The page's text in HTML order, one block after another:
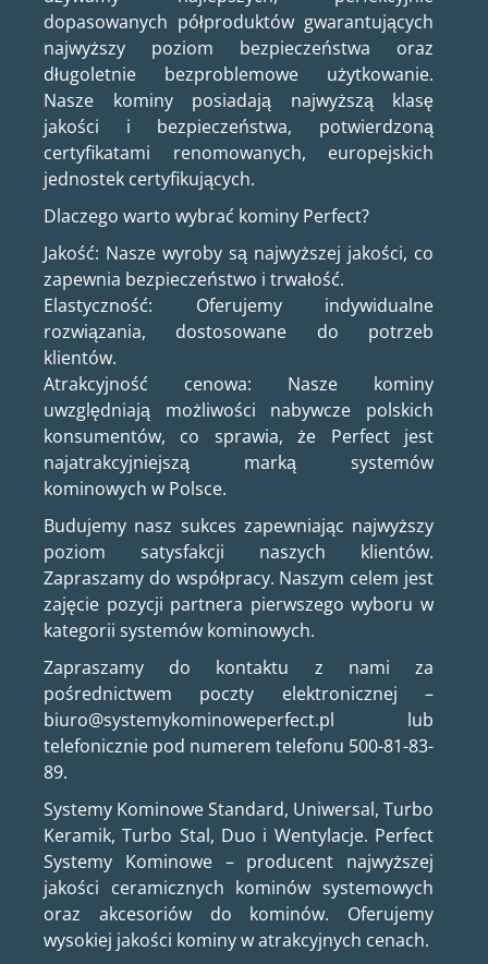
dopasowanych półproduktów gwarantujących
najwyższy poziom bezpieczeństwa oraz
długoletnie bezproblemowe użytkowanie.
Nasze kominy posiadają najwyższą klasę
jakości i bezpieczeństwa, potwierdzoną
certyfikatami renomowanych, europejskich
jednostek certyfikujących.
Dlaczego warto wybrać kominy Perfect?
Jakość: Nasze wyroby są najwyższej jakości, co
zapewnia bezpieczeństwo i trwałość.
Elastyczność: Oferujemy indywidualne
rozwiązania, dostosowane do potrzeb
klientów.
Atrakcyjność cenowa: Nasze kominy
uwzględniają możliwości nabywcze polskich
konsumentów, co sprawia, że Perfect jest
najatrakcyjniejszą marką systemów
kominowych w Polsce.
Budujemy nasz sukces zapewniając najwyższy
poziom satysfakcji naszych klientów.
Zapraszamy do współpracy. Naszym celem jest
zajęcie pozycji partnera pierwszego wyboru w
kategorii systemów kominowych.
Zapraszamy do kontaktu z nami za
pośrednictwem poczty elektronicznej –
biuro@systemykominoweperfect.pl lub
telefonicznie pod numerem telefonu 500-81-83-
89.
Systemy Kominowe Standard, Uniwersal, Turbo
Keramik, Turbo Stal, Duo i Wentylacje. Perfect
Systemy Kominowe – producent najwyższej
jakości ceramicznych kominów systemowych
oraz akcesoriów do kominów. Oferujemy
wysokiej jakości kominy w atrakcyjnych cenach.